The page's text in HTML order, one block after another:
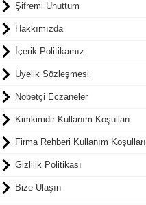
Şifremi Unuttum
Hakkımızda
İçerik Politikamız
Üyelik Sözleşmesi
Nöbetçi Eczaneler
Kimkimdir Kullanım Koşulları
Firma Rehberi Kullanım Koşulları
Gizlilik Politikası
Bize Ulaşın